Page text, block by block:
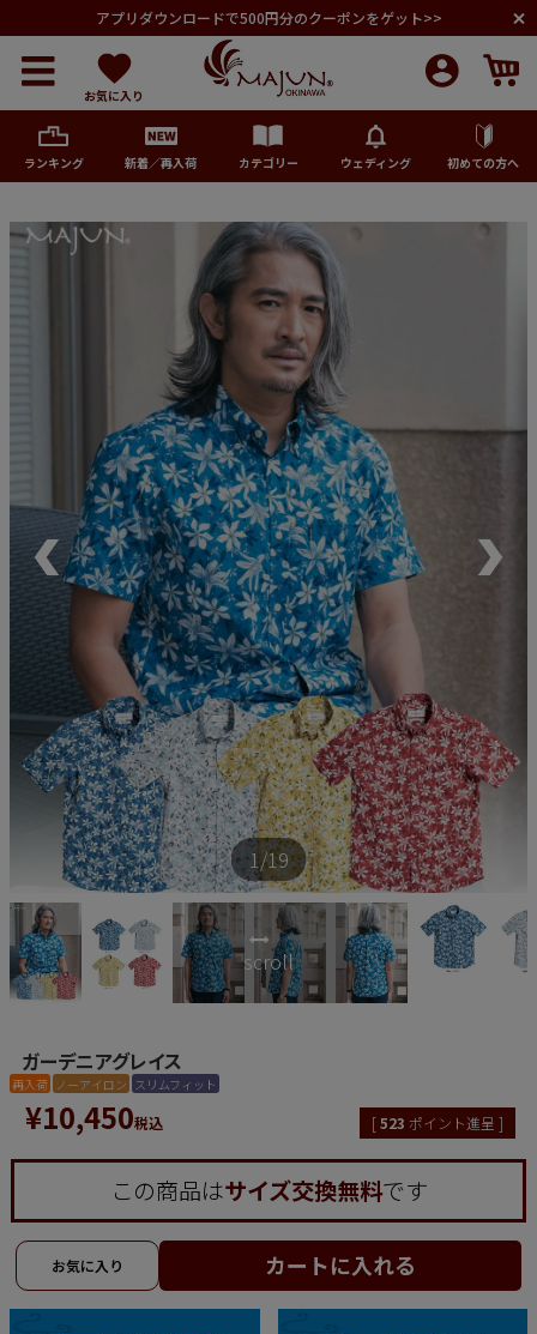
アプリダウンロードで500円分のクーポンをゲット>>
お気に入り
ランキング 新着／再入荷 カテゴリー ウェディング 初めての方へ
メンズ
ランキング
新商品
アウトレット
サイズから探す
レーベルから探す
1/19
scroll
ガーデニアグレイス
再入荷 ノーアイロン スリムフィット
¥10,450税込 [523 ポイント進呈 ]
この商品はサイズ交換無料です
カートに入れる